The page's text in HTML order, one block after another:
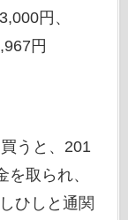
円、
円
うと、201
取られ、
ひしと通関